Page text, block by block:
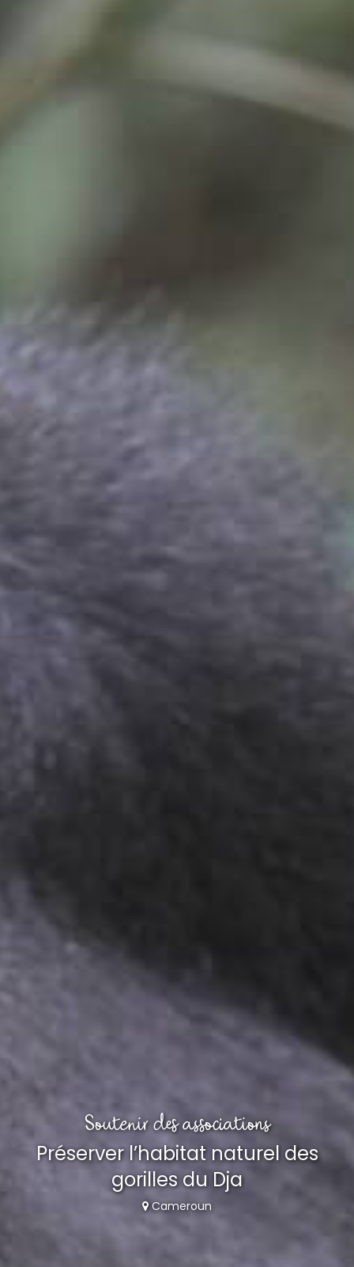
Soutenir des associations
Préserver l’habitat naturel des
gorilles du Dja
Cameroun